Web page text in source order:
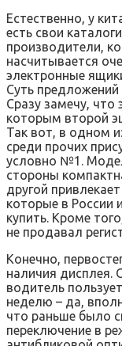
Естественно, у
есть свои
производители,
насчитывается
электронные
Суть
Сразу замечу, что
которым второй
Так вот, в одном
среди прочих
условно №1.
стороны
другой
которые в России
купить. Кроме
не продавал
Конечно,
наличия дисплея.
водитель
неделю – да,
что раньше было
переключение в